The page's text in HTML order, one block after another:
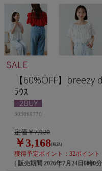
【60%OFF】breezy
ﾗｳｽ
305060770
定価￥7,920
￥3,168(税込)
獲得予定ポイント：32ポイント
[ 販売期間2026年7月24日0時0分